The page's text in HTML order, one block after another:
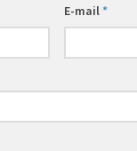
E-mail*